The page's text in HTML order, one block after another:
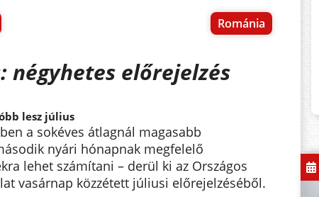
Románia
négyhetes előrejelzés
lesz július
a sokéves átlagnál magasabb
nyári hónapnak megfelelő
lehet számítani – derül ki az Országos
vasárnap közzétett júliusi előrejelzéséből.